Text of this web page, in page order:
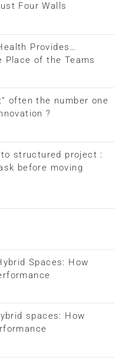
Four Walls
Provides…
Place of the Teams
often the number one
?
structured project :
before moving
Spaces: How
spaces: How